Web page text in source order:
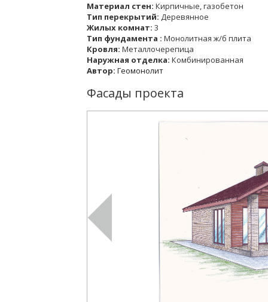
Материал стен: Кирпичные, газобетон
Тип перекрытий: Деревянное
Жилых комнат: 3
Тип фундамента : Монолитная ж/б плита
Кровля: Металлочерепица
Наружная отделка: Комбинированная
Автор: Геомонолит
Фасады проекта